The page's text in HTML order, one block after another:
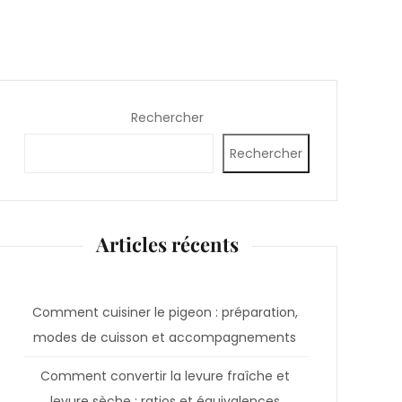
Rechercher
Rechercher
Articles récents
Comment cuisiner le pigeon : préparation,
modes de cuisson et accompagnements
Comment convertir la levure fraîche et